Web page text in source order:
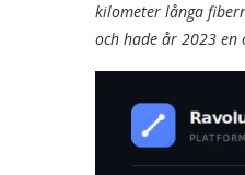
kilometer långa
och hade år 2023 en